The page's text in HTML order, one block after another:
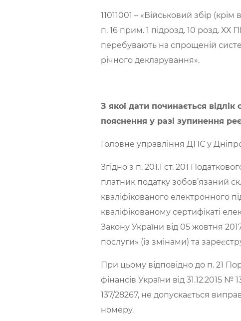
11011001 – «Військовий збір
п. 16 прим. 1 підрозд. 10 розд.
перебувають на спрощеній
річного декларування».
З якої дати починається
пояснення у разі зупинення
Головне управління ДПС у
Згідно з п. 201.1 ст. 201
платник податку зобов’язаний
кваліфікованого електронного
кваліфікованому сертифікаті
Закону України від 05 жовтня
послуги» (із змінами) та
При цьому відповідно до п. 21
фінансів України від 31.12.2015
137/28267, не допускається
номеру.